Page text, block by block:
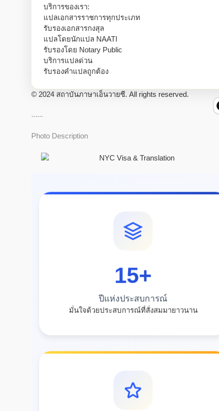
บริการของเรา:
แปลเอกสารราชการทุกประเภท
รับรองเอกสารกงสุล
แปลโดยนักแปล NAATI
รับรองโดย Notary Public
บริการแปลด่วน
รับรองคำแปลถูกต้อง
© 2024 สถาบันภาษาเอ็นวายซี. All rights reserved.
......
Photo Description
15+
ปีแห่งประสบการณ์
มั่นใจด้วยประสบการณ์ที่สั่งสมมายาวนาน